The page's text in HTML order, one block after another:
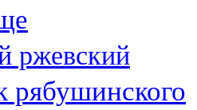
ржевский
рябушинского